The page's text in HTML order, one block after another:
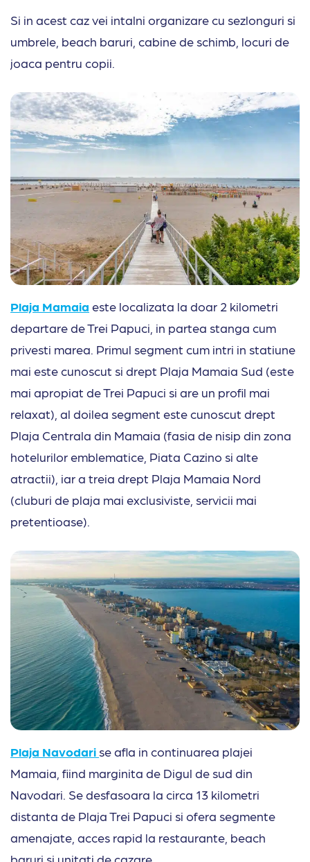
Si in acest caz vei intalni organizare cu sezlonguri si
umbrele, beach baruri, cabine de schimb, locuri de
joaca pentru copii.
Plaja Mamaia este localizata la doar 2 kilometri
departare de Trei Papuci, in partea stanga cum
privesti marea. Primul segment cum intri in statiune
mai este cunoscut si drept Plaja Mamaia Sud (este
mai apropiat de Trei Papuci si are un profil mai
relaxat), al doilea segment este cunoscut drept
Plaja Centrala din Mamaia (fasia de nisip din zona
hotelurilor emblematice, Piata Cazino si alte
atractii), iar a treia drept Plaja Mamaia Nord
(cluburi de plaja mai exclusiviste, servicii mai
pretentioase).
Plaja Navodari se afla in continuarea plajei
Mamaia, fiind marginita de Digul de sud din
Navodari. Se desfasoara la circa 13 kilometri
distanta de Plaja Trei Papuci si ofera segmente
amenajate, acces rapid la restaurante, beach
baruri si unitati de cazare.